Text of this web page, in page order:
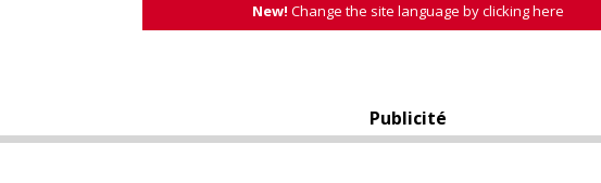
New! Change the site language by clicking here
Publicité